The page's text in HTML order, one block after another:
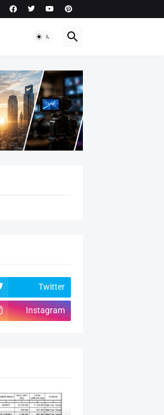
Twitter
Instagram